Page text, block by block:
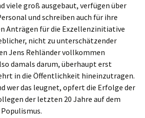
viele groß ausgebaut, verfügen über
und schreiben auch für ihre
Anträgen für die Exzellenzinitiative
nicht zu unterschätzender
Jens Rehländer vollkommen
damals darum, überhaupt erst
in die Öffentlichkeit hineinzutragen.
wer das leugnet, opfert die Erfolge der
der letzten 20 Jahre auf dem